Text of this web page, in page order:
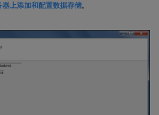
器上添加和配置数据存储。